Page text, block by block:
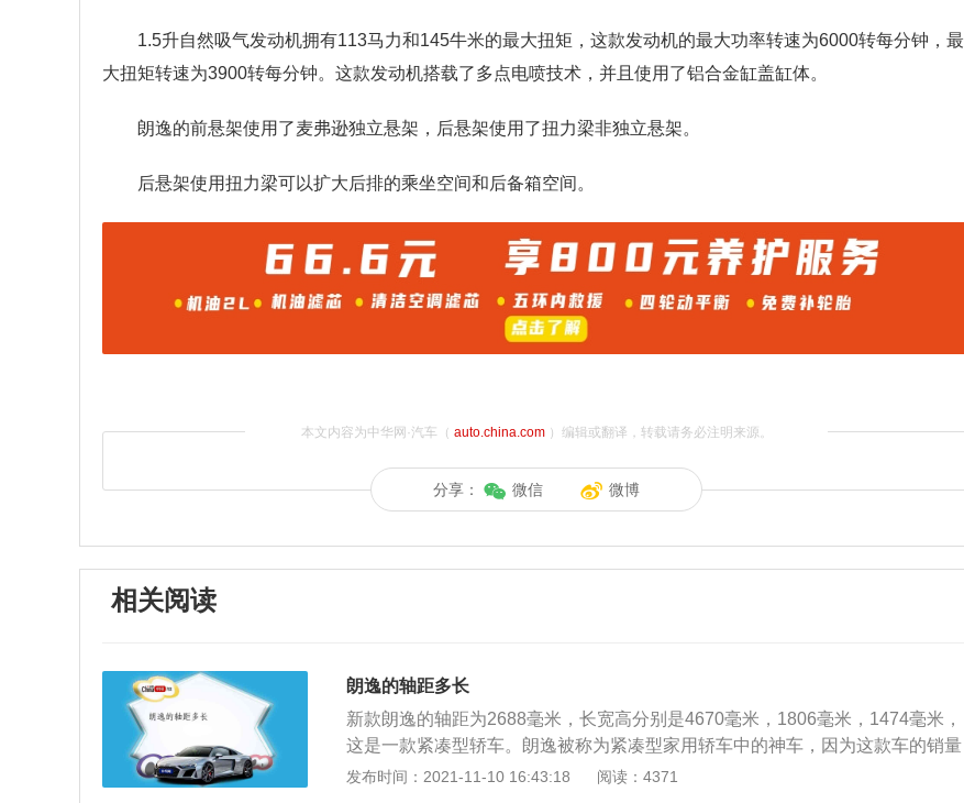
1.5升自然吸气发动机拥有113马力和145牛米的最大扭矩，这款发动机的最大功率转速为6000转每分钟，最
大扭矩转速为3900转每分钟。这款发动机搭载了多点电喷技术，并且使用了铝合金缸盖缸体。
朗逸的前悬架使用了麦弗逊独立悬架，后悬架使用了扭力梁非独立悬架。
后悬架使用扭力梁可以扩大后排的乘坐空间和后备箱空间。
本文内容为中华网·汽车（ auto.china.com）编辑或翻译，转载请务必注明来源。
分享： 微信 微博
相关阅读
朗逸的轴距多长
新款朗逸的轴距为2688毫米，长宽高分别是4670毫米，1806毫米，1474毫米，
这是一款紧凑型轿车。朗逸被称为紧凑型家用轿车中的神车，因为这款车的销量
和口碑是非常好的，国内的很多消费者就认这款车。新款朗逸一共使用了三款发
发布时间：2021-11-10 16:43:18 阅读：4371